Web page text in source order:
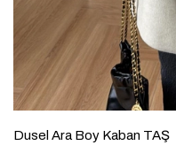
Dusel Ara Boy Kaban TAŞ